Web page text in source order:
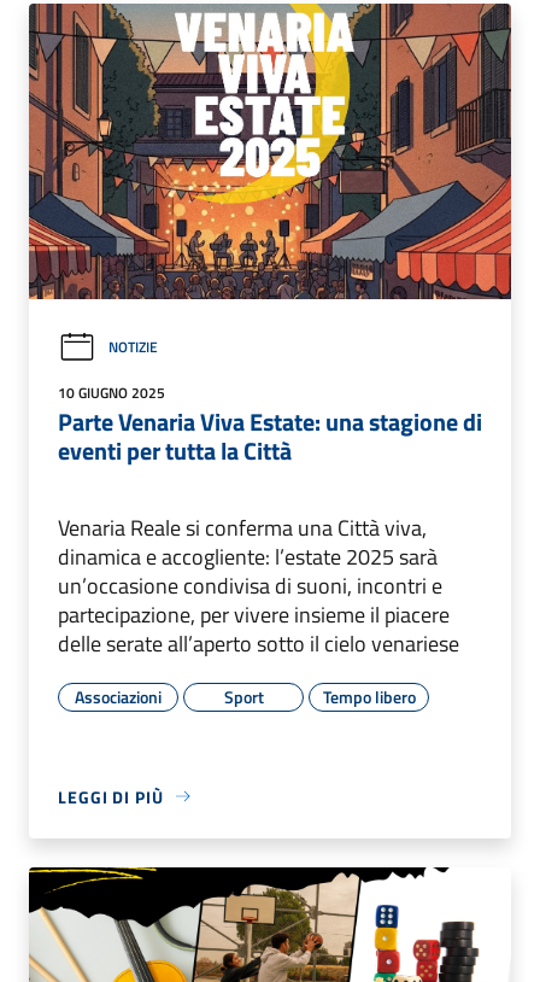
NOTIZIE
10 GIUGNO 2025
Parte Venaria Viva Estate: una stagione di
eventi per tutta la Città
Venaria Reale si conferma una Città viva,
dinamica e accogliente: l’estate 2025 sarà
un’occasione condivisa di suoni, incontri e
partecipazione, per vivere insieme il piacere
delle serate all’aperto sotto il cielo venariese
Associazioni Sport Tempo libero
LEGGI DI PIÙ